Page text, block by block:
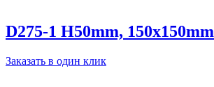
D275-1 H50mm, 150x150mm
Заказать в один клик